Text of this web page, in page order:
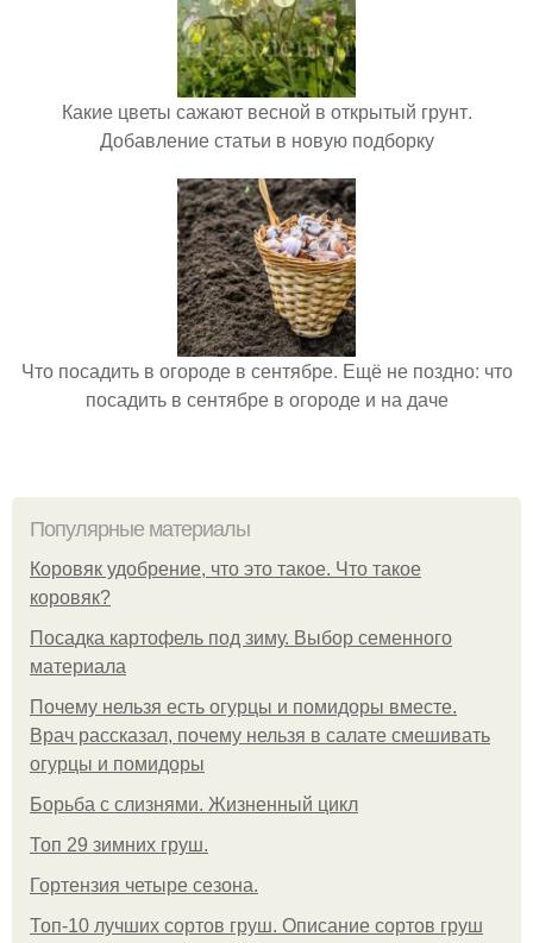
Какие цветы сажают весной в открытый грунт.
Добавление статьи в новую подборку
Что посадить в огороде в сентябре. Ещё не поздно: что
посадить в сентябре в огороде и на даче
Популярные материалы
Коровяк удобрение, что это такое. Что такое
коровяк?
Посадка картофель под зиму. Выбор семенного
материала
Почему нельзя есть огурцы и помидоры вместе.
Врач рассказал, почему нельзя в салате смешивать
огурцы и помидоры
Борьба с слизнями. Жизненный цикл
Топ 29 зимних груш.
Гортензия четыре сезона.
Топ-10 лучших сортов груш. Описание сортов груш